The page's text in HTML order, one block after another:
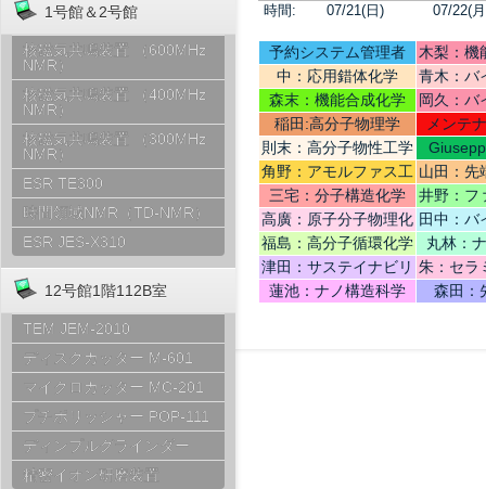
1号館＆2号館
核磁気共鳴装置 （600MHz
NMR）
核磁気共鳴装置 （400MHz
NMR）
核磁気共鳴装置 （300MHz
NMR）
ESR TE300
時間領域NMR（TD-NMR）
ESR JES-X310
12号館1階112B室
TEM JEM-2010
ディスクカッター M-601
マイクロカッター MC-201
プチポリッシャー POP-111
ディンプルグラインダー
精密イオン研磨装置
時間: 07/21(日) 07/22(
予約システム管理者
木梨：機
中：応用錯体化学
青木：バ
テリ
森末：機能合成化学
岡久：バ
稲田:高分子物理学
メンテ
則末：高分子物性工学
角野：アモルファス工
学
山田：先
機
三宅：分子構造化学
井野：フ
高廣：原子分子物理化
学
田中：バ
福島：高分子循環化学
丸林：
津田：サステイナビリ
ティデザイン
朱：セラ
蓮池：ナノ構造科学
森田：